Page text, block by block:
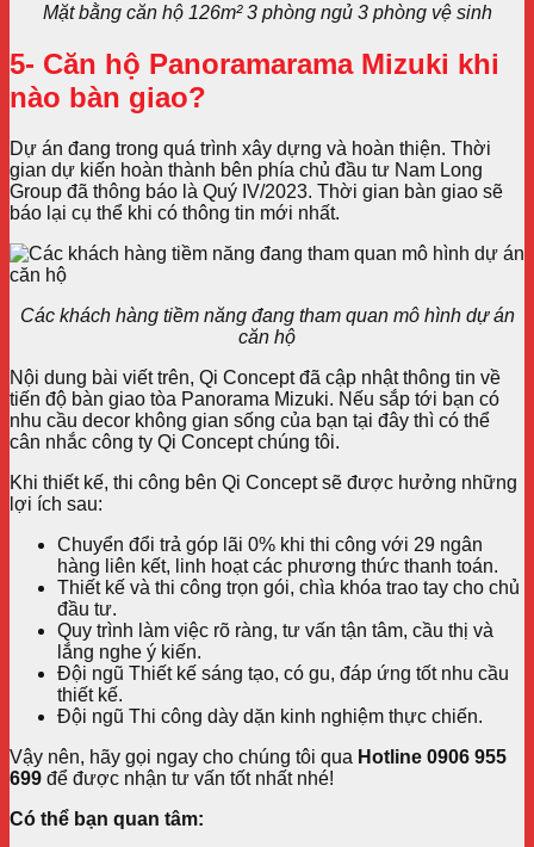
Mặt bằng căn hộ 126m² 3 phòng ngủ 3 phòng vệ sinh
5- Căn hộ Panoramarama Mizuki khi
nào bàn giao?
Dự án đang trong quá trình xây dựng và hoàn thiện. Thời
gian dự kiến hoàn thành bên phía chủ đầu tư Nam Long
Group đã thông báo là Quý IV/2023. Thời gian bàn giao sẽ
báo lại cụ thể khi có thông tin mới nhất.
Các khách hàng tiềm năng đang tham quan mô hình dự án
căn hộ
Nội dung bài viết trên, Qi Concept đã cập nhật thông tin về
tiến độ bàn giao tòa Panorama Mizuki. Nếu sắp tới bạn có
nhu cầu decor không gian sống của bạn tại đây thì có thể
cân nhắc công ty Qi Concept chúng tôi.
Khi thiết kế, thi công bên Qi Concept sẽ được hưởng những
lợi ích sau:
Chuyển đổi trả góp lãi 0% khi thi công với 29 ngân
hàng liên kết, linh hoạt các phương thức thanh toán.
Thiết kế và thi công trọn gói, chìa khóa trao tay cho chủ
đầu tư.
Quy trình làm việc rõ ràng, tư vấn tận tâm, cầu thị và
lắng nghe ý kiến.
Đội ngũ Thiết kế sáng tạo, có gu, đáp ứng tốt nhu cầu
thiết kế.
Đội ngũ Thi công dày dặn kinh nghiệm thực chiến.
Vậy nên, hãy gọi ngay cho chúng tôi qua Hotline 0906 955
699 để được nhận tư vấn tốt nhất nhé!
Có thể bạn quan tâm: